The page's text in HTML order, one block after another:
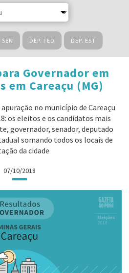
SEN DEP. FED DEP. EST
Governador em
em Careaçu (MG)
no município de Careaçu
os eleitos e os candidatos mais
governador, senador, deputado
somando todos os locais de
da cidade
07/10/2018